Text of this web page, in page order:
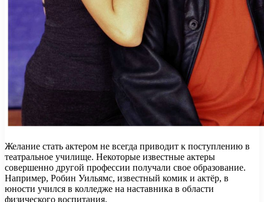
Желание стать актером не всегда приводит к поступлению в
театральное училище. Некоторые известные актеры
совершенно другой профессии получали свое образование.
Например, Робин Уильямс, известный комик и актёр, в
юности учился в колледже на наставника в области
физического воспитания.